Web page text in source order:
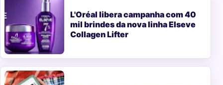
L'Oréal libera campanha com 40
mil brindes da nova linha Elseve
Collagen Lifter